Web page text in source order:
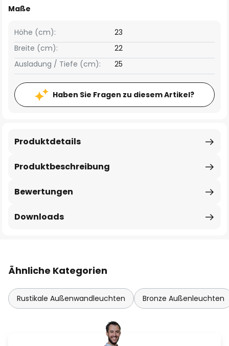
Maße
Breite (cm): 22
Höhe (cm): 23
Ausladung / Tiefe (cm): 25
Haben Sie Fragen zu diesem Artikel?
Produktbeschreibung
Produktdetails
Bewertungen
Downloads
Ähnliche Kategorien
Rustikale Außenwandleuchten Bronze Außenleuchten